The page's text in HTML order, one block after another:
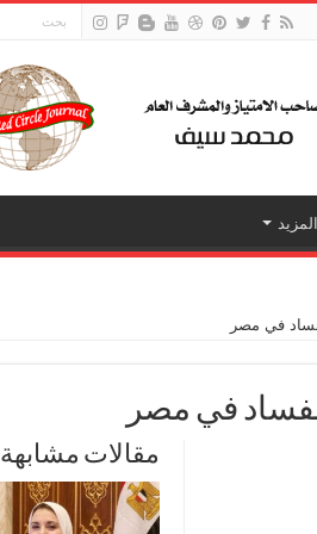
المزيد
في مصر
في مصر
مقالات مشابهة